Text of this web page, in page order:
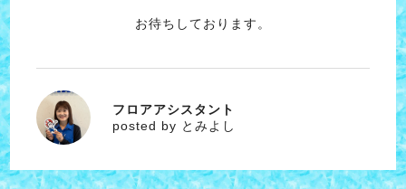
お待ちしております。
とみよし
フロアアシスタント
posted by とみよし